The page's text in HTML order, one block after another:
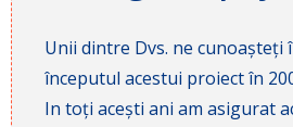
Unii dintre Dvs. ne cunoașteți
începutul acestui proiect în
In toți acești ani am asigurat